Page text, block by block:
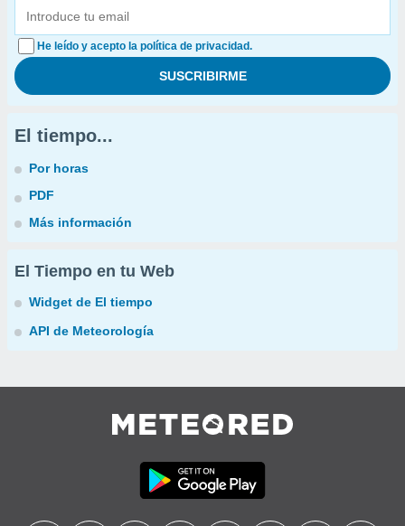
He leído y acepto la política de privacidad.
El tiempo...
Por horas
PDF
Más información
El Tiempo en tu Web
Widget de El tiempo
API de Meteorología